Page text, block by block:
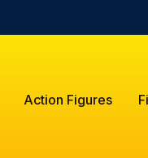
Action Figures